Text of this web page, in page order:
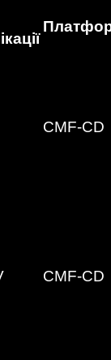
CMF-CD
CMF-CD